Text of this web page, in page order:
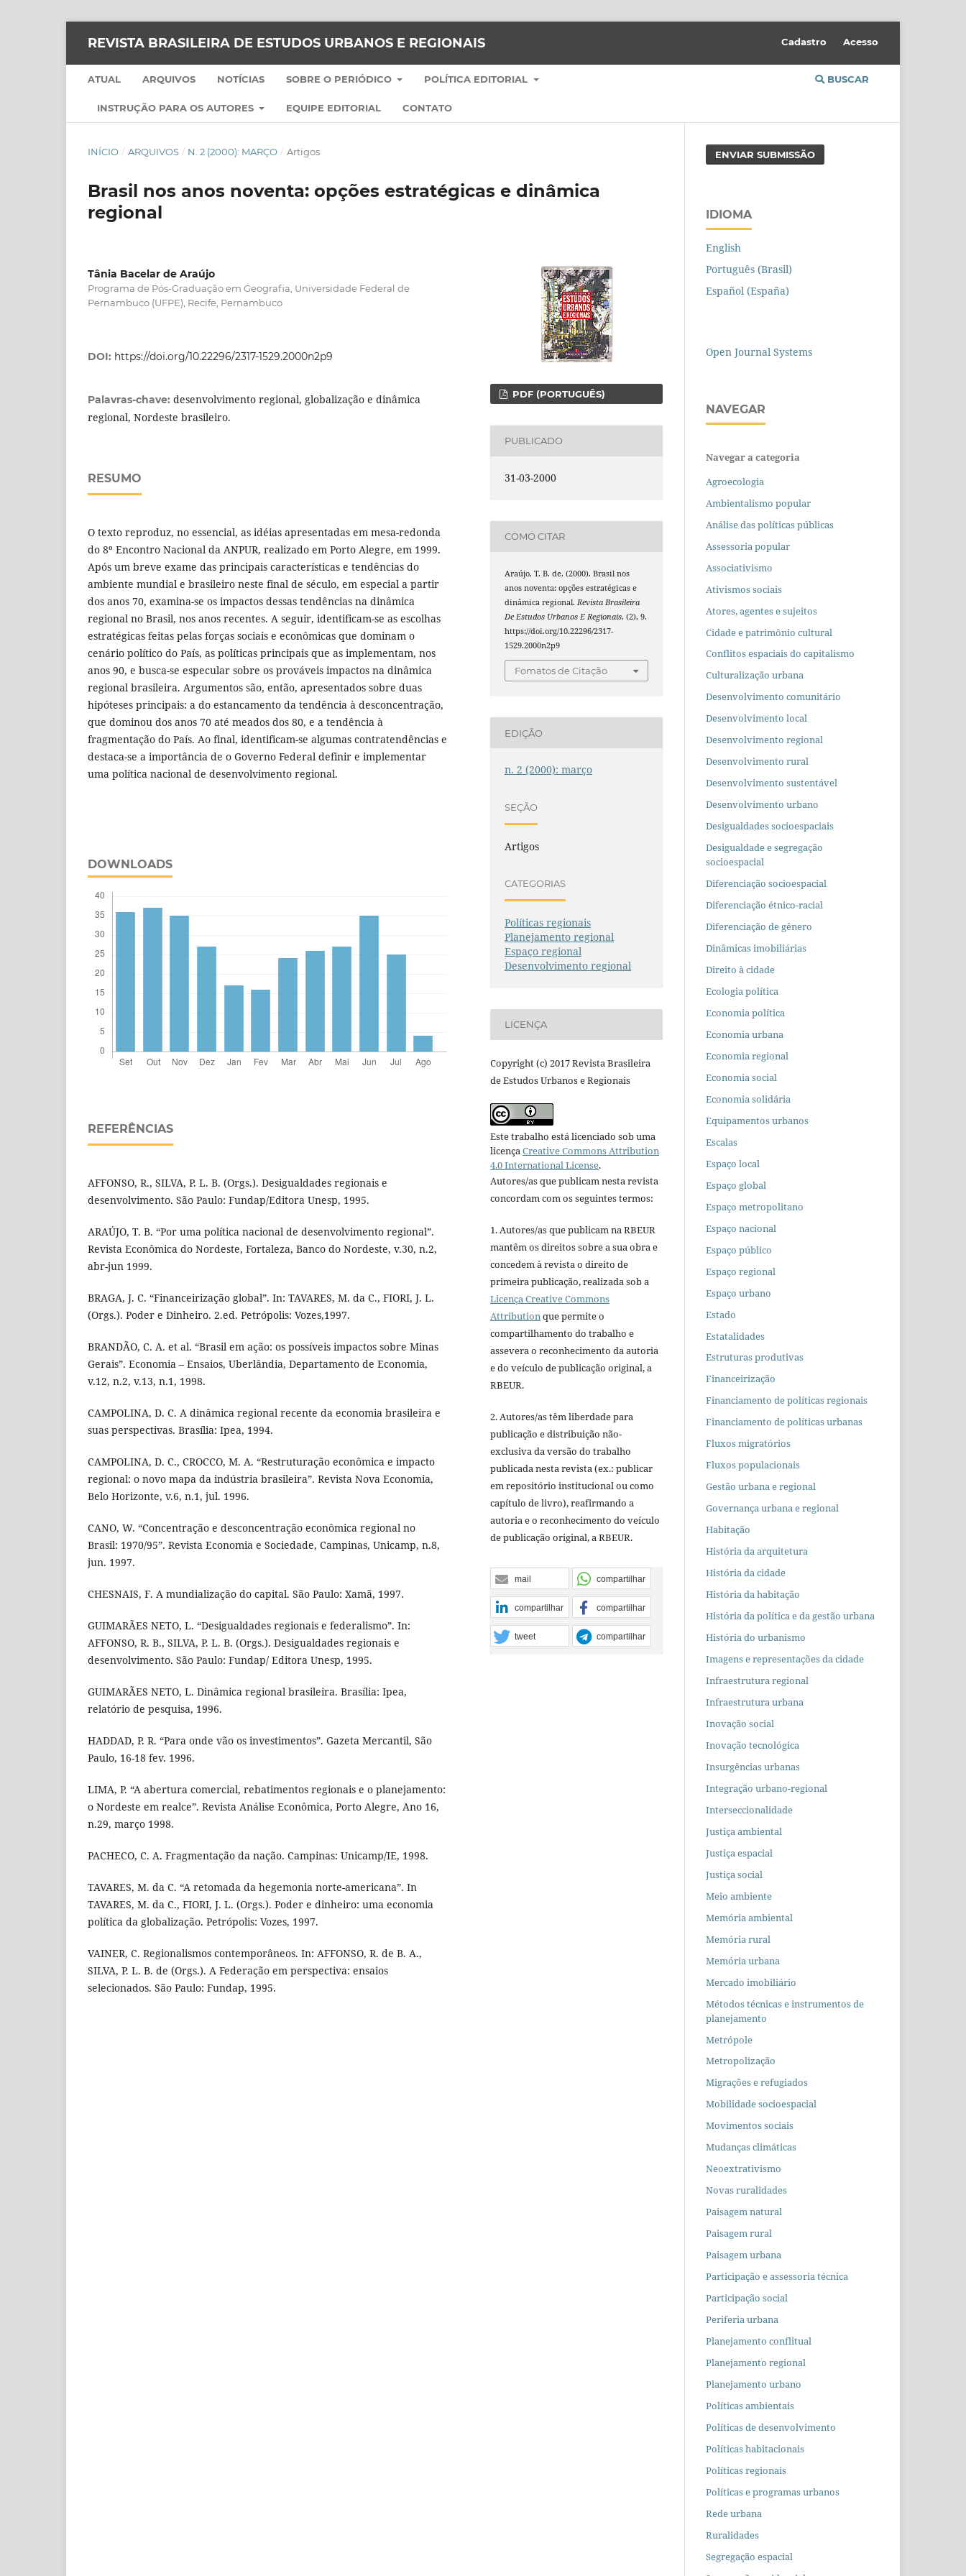
REVISTA BRASILEIRA DE ESTUDOS URBANOS E REGIONAIS
ATUAL ARQUIVOS NOTÍCIAS SOBRE O PERIÓDICO POLÍTICA EDITORIAL
INSTRUÇÃO PARA OS AUTORES EQUIPE EDITORIAL CONTATO
BUSCAR
Cadastro Acesso
INÍCIO / ARQUIVOS / N. 2 (2000): MARÇO / Artigos
Brasil nos anos noventa: opções estratégicas e dinâmica
regional
Tânia Bacelar de Araújo
Programa de Pós-Graduação em Geografia, Universidade Federal de
Pernambuco (UFPE), Recife, Pernambuco
DOI: https://doi.org/10.22296/2317-1529.2000n2p9
Palavras-chave: desenvolvimento regional, globalização e dinâmica
regional, Nordeste brasileiro.
RESUMO
O texto reproduz, no essencial, as idéias apresentadas em mesa-redonda
do 8º Encontro Nacional da ANPUR, realizado em Porto Alegre, em 1999.
Após um breve exame das principais características e tendências do
ambiente mundial e brasileiro neste final de século, em especial a partir
dos anos 70, examina-se os impactos dessas tendências na dinâmica
regional no Brasil, nos anos recentes. A seguir, identificam-se as escolhas
estratégicas feitas pelas forças sociais e econômicas que dominam o
cenário político do País, as políticas principais que as implementam, nos
anos 90, e busca-se especular sobre os prováveis impactos na dinâmica
regional brasileira. Argumentos são, então, apresentados sobre duas
hipóteses principais: a do estancamento da tendência à desconcentração,
que dominou dos anos 70 até meados dos 80, e a tendência à
fragmentação do País. Ao final, identificam-se algumas contratendências e
destaca-se a importância de o Governo Federal definir e implementar
uma política nacional de desenvolvimento regional.
DOWNLOADS
REFERÊNCIAS
AFFONSO, R., SILVA, P. L. B. (Orgs.). Desigualdades regionais e
desenvolvimento. São Paulo: Fundap/Editora Unesp, 1995.
ARAÚJO, T. B. “Por uma política nacional de desenvolvimento regional”.
Revista Econômica do Nordeste, Fortaleza, Banco do Nordeste, v.30, n.2,
abr-jun 1999.
BRAGA, J. C. “Financeirização global”. In: TAVARES, M. da C., FIORI, J. L.
(Orgs.). Poder e Dinheiro. 2.ed. Petrópolis: Vozes,1997.
BRANDÃO, C. A. et al. “Brasil em ação: os possíveis impactos sobre Minas
Gerais”. Economia – Ensaios, Uberlândia, Departamento de Economia,
v.12, n.2, v.13, n.1, 1998.
CAMPOLINA, D. C. A dinâmica regional recente da economia brasileira e
suas perspectivas. Brasília: Ipea, 1994.
CAMPOLINA, D. C., CROCCO, M. A. “Restruturação econômica e impacto
regional: o novo mapa da indústria brasileira”. Revista Nova Economia,
Belo Horizonte, v.6, n.1, jul. 1996.
CANO, W. “Concentração e desconcentração econômica regional no
Brasil: 1970/95”. Revista Economia e Sociedade, Campinas, Unicamp, n.8,
jun. 1997.
CHESNAIS, F. A mundialização do capital. São Paulo: Xamã, 1997.
GUIMARÃES NETO, L. “Desigualdades regionais e federalismo”. In:
AFFONSO, R. B., SILVA, P. L. B. (Orgs.). Desigualdades regionais e
desenvolvimento. São Paulo: Fundap/ Editora Unesp, 1995.
GUIMARÃES NETO, L. Dinâmica regional brasileira. Brasília: Ipea,
relatório de pesquisa, 1996.
HADDAD, P. R. “Para onde vão os investimentos”. Gazeta Mercantil, São
Paulo, 16-18 fev. 1996.
LIMA, P. “A abertura comercial, rebatimentos regionais e o planejamento:
o Nordeste em realce”. Revista Análise Econômica, Porto Alegre, Ano 16,
n.29, março 1998.
PACHECO, C. A. Fragmentação da nação. Campinas: Unicamp/IE, 1998.
TAVARES, M. da C. “A retomada da hegemonia norte-americana”. In
TAVARES, M. da C., FIORI, J. L. (Orgs.). Poder e dinheiro: uma economia
política da globalização. Petrópolis: Vozes, 1997.
VAINER, C. Regionalismos contemporâneos. In: AFFONSO, R. de B. A.,
SILVA, P. L. B. de (Orgs.). A Federação em perspectiva: ensaios
selecionados. São Paulo: Fundap, 1995.
PDF (PORTUGUÊS)
PUBLICADO
31-03-2000
COMO CITAR
Araújo, T. B. de. (2000). Brasil nos
anos noventa: opções estratégicas e
dinâmica regional.Revista Brasileira
De Estudos Urbanos E Regionais, (2), 9.
https://doi.org/10.22296/2317-
1529.2000n2p9
Fomatos de Citação
EDIÇÃO
n. 2 (2000): março
SEÇÃO
Artigos
CATEGORIAS
Políticas regionais
Planejamento regional
Espaço regional
Desenvolvimento regional
LICENÇA
Copyright (c) 2017 Revista Brasileira
de Estudos Urbanos e Regionais
Este trabalho está licenciado sob uma
licença Creative Commons Attribution
4.0 International License.
Autores/as que publicam nesta revista
concordam com os seguintes termos:
1. Autores/as que publicam na RBEUR
mantêm os direitos sobre a sua obra e
concedem à revista o direito de
primeira publicação, realizada sob a
Licença Creative Commons
Attributionque permite o
compartilhamento do trabalho e
assevera o reconhecimento da autoria
e do veículo de publicação original, a
RBEUR.
2. Autores/as têm liberdade para
publicação e distribuição não-
exclusiva da versão do trabalho
publicada nesta revista (ex.: publicar
em repositório institucional ou como
capítulo de livro), reafirmando a
autoria e o reconhecimento do veículo
de publicação original, a RBEUR.
mail compartilhar
compartilhar compartilhar
tweet compartilhar
ENVIAR SUBMISSÃO
IDIOMA
English
Português (Brasil)
Español (España)
Open Journal Systems
NAVEGAR
Navegar a categoria
Agroecologia
Ambientalismo popular
Análise das políticas públicas
Assessoria popular
Associativismo
Ativismos sociais
Atores, agentes e sujeitos
Cidade e patrimônio cultural
Conflitos espaciais do capitalismo
Culturalização urbana
Desenvolvimento comunitário
Desenvolvimento local
Desenvolvimento regional
Desenvolvimento rural
Desenvolvimento sustentável
Desenvolvimento urbano
Desigualdades socioespaciais
Desigualdade e segregação
socioespacial
Diferenciação socioespacial
Diferenciação étnico-racial
Diferenciação de gênero
Dinâmicas imobiliárias
Direito à cidade
Ecologia política
Economia política
Economia urbana
Economia regional
Economia social
Economia solidária
Equipamentos urbanos
Escalas
Espaço local
Espaço global
Espaço metropolitano
Espaço nacional
Espaço público
Espaço regional
Espaço urbano
Estado
Estatalidades
Estruturas produtivas
Financeirização
Financiamento de políticas regionais
Financiamento de políticas urbanas
Fluxos migratórios
Fluxos populacionais
Gestão urbana e regional
Governança urbana e regional
Habitação
História da arquitetura
História da cidade
História da habitação
História da política e da gestão urbana
História do urbanismo
Imagens e representações da cidade
Infraestrutura regional
Infraestrutura urbana
Inovação social
Inovação tecnológica
Insurgências urbanas
Integração urbano-regional
Interseccionalidade
Justiça ambiental
Justiça espacial
Justiça social
Meio ambiente
Memória ambiental
Memória rural
Memória urbana
Mercado imobiliário
Métodos técnicas e instrumentos de
planejamento
Metrópole
Metropolização
Migrações e refugiados
Mobilidade socioespacial
Movimentos sociais
Mudanças climáticas
Neoextrativismo
Novas ruralidades
Paisagem natural
Paisagem rural
Paisagem urbana
Participação e assessoria técnica
Participação social
Periferia urbana
Planejamento conflitual
Planejamento regional
Planejamento urbano
Políticas ambientais
Políticas de desenvolvimento
Políticas habitacionais
Políticas regionais
Políticas e programas urbanos
Rede urbana
Ruralidades
Segregação espacial